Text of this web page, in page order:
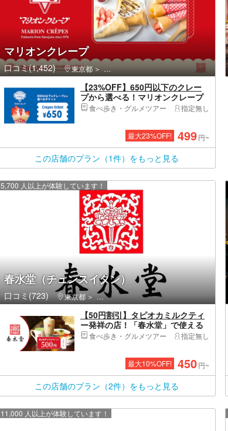
マリオンクレープ
口コミ(1,452) 東京都 渋谷区・原宿・恵比寿・代官山
【23%OFF】650円以下のクレー
プから選べる！マリオンクレープ
引換券※店舗制限あり
食べ歩き・グルメツアー 指定無し
最大23%OFF! 499円~
この店舗のプラン（1件）をもっと見る
春水堂（チュンスイタン）
口コミ(723) 東京都 渋谷区・原宿・恵比寿・代官山
5,700 人以上が体験しています！
【50円割引】タピオカミルクティ
ー発祥の店！「春水堂」で使える
デジタルチケット500円分
食べ歩き・グルメツアー 指定無し
最大10%OFF! 450円~
この店舗のプラン（2件）をもっと見る
11,000 人以上が体験しています！